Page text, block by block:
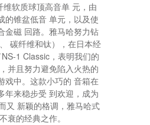
软质球顶高音单 元，由
的锥盆低音 单元，以及使
金磁 回路。雅马哈努力钻
碳纤维和钛），在日本经
1 Classic，表明我们的
并且努力避免陷入火热的
戏中。这款小巧的 音箱在
年来稳步受 到欢迎，成为
又 新颖的格调，雅马哈式
衰的经典之作。